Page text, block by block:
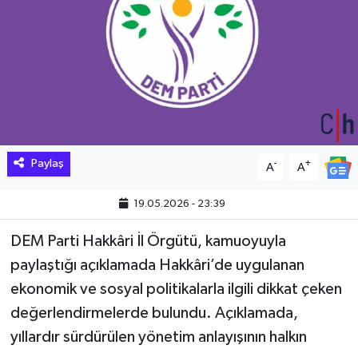
Paylaş A- A+
19.05.2026 - 23:39
DEM Parti Hakkâri İl Örgütü, kamuoyuyla
paylaştığı açıklamada Hakkâri’de uygulanan
ekonomik ve sosyal politikalarla ilgili dikkat çeken
değerlendirmelerde bulundu. Açıklamada,
yıllardır sürdürülen yönetim anlayışının halkın
KÜLTÜR SANAT
MAKALE
REKLAM
SAĞLIK
SİYASET